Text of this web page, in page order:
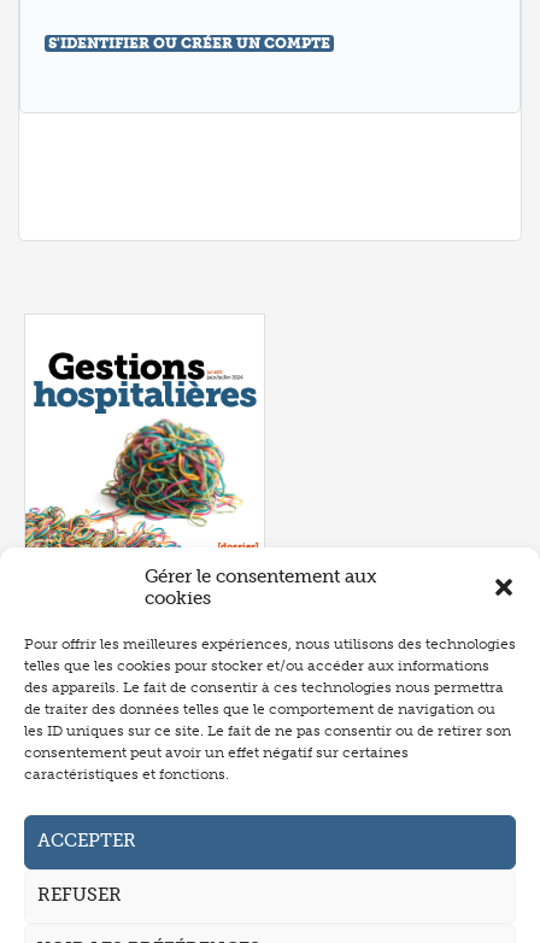
Gérer le consentement aux
cookies
Pour offrir les meilleures expériences, nous utilisons des technologies
telles que les cookies pour stocker et/ou accéder aux informations
des appareils. Le fait de consentir à ces technologies nous permettra
de traiter des données telles que le comportement de navigation ou
les ID uniques sur ce site. Le fait de ne pas consentir ou de retirer son
consentement peut avoir un effet négatif sur certaines
caractéristiques et fonctions.
ACCEPTER
REFUSER
S'IDENTIFIER OU CRÉER UN COMPTE
Numéro 657- juin 2026
Annonceurs
Auteurs